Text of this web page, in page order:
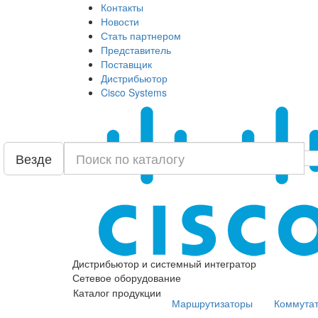
Контакты
Новости
Стать партнером
Представитель
Поставщик
Дистрибьютор
Cisco Systems
Дистрибьютор и системный интегратор
Сетевое оборудование
Везде
Каталог продукции
Маршрутизаторы